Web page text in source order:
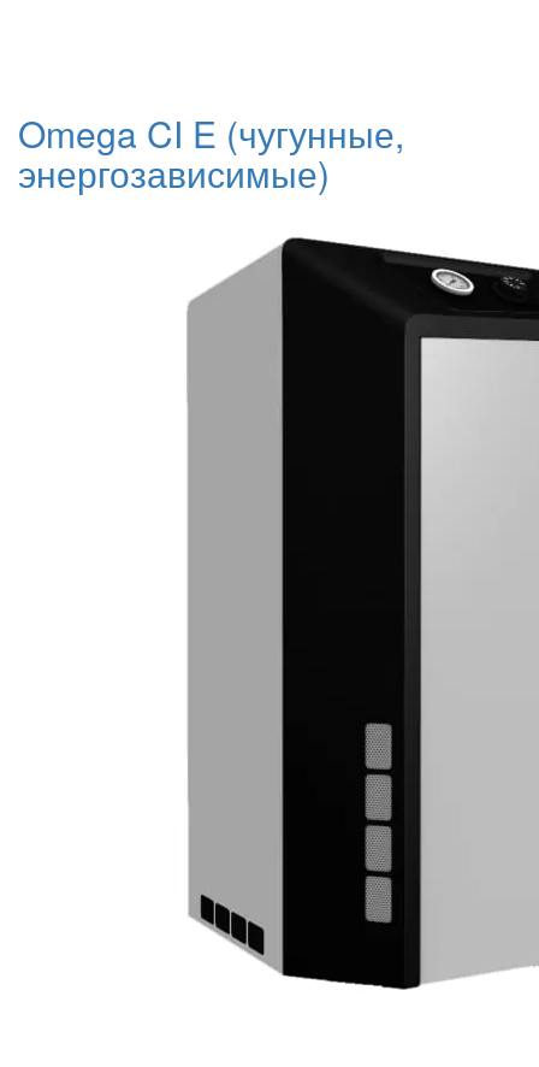
Omega CI E (чугунные,
энергозависимые)